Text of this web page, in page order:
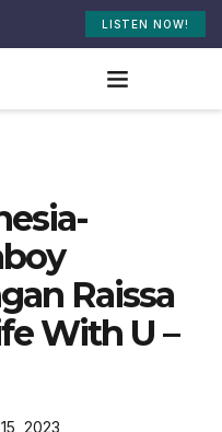
LISTEN NOW!
Raissa
With U –
2023